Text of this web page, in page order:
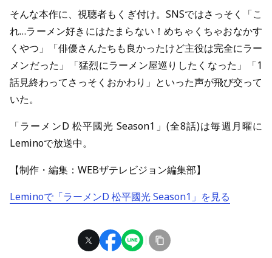
そんな本作に、視聴者もくぎ付け。SNSではさっそく「こ
れ…ラーメン好きにはたまらない！めちゃくちゃおなかす
くやつ」「俳優さんたちも良かったけど主役は完全にラー
メンだった」「猛烈にラーメン屋巡りしたくなった」「1
話見終わってさっそくおかわり」といった声が飛び交って
いた。
「ラーメンD 松平國光 Season1」(全8話)は毎週月曜に
Leminoで放送中。
【制作・編集：WEBザテレビジョン編集部】
Leminoで「ラーメンD 松平國光 Season1」を見る